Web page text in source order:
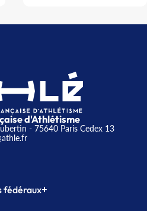
d'Athlétisme
- 75640 Paris Cedex 13
fédéraux+